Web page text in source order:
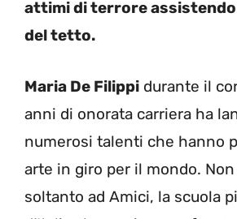
attimi di terrore
del tetto.
Maria De Filippi durante il
anni di onorata carriera ha
numerosi talenti che hanno
arte in giro per il mondo.
soltanto ad Amici, la scuola